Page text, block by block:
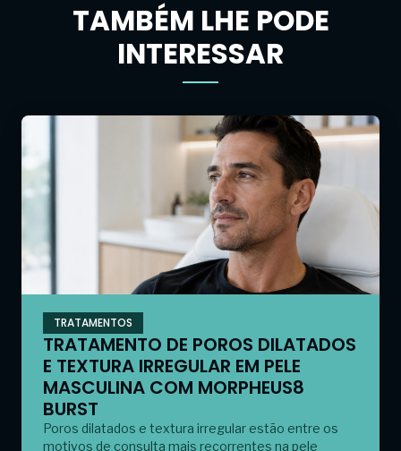
TAMBÉM LHE PODE
INTERESSAR
TRATAMENTOS
TRATAMENTO DE POROS DILATADOS
E TEXTURA IRREGULAR EM PELE
MASCULINA COM MORPHEUS8
BURST
Poros dilatados e textura irregular estão entre os
motivos de consulta mais recorrentes na pele